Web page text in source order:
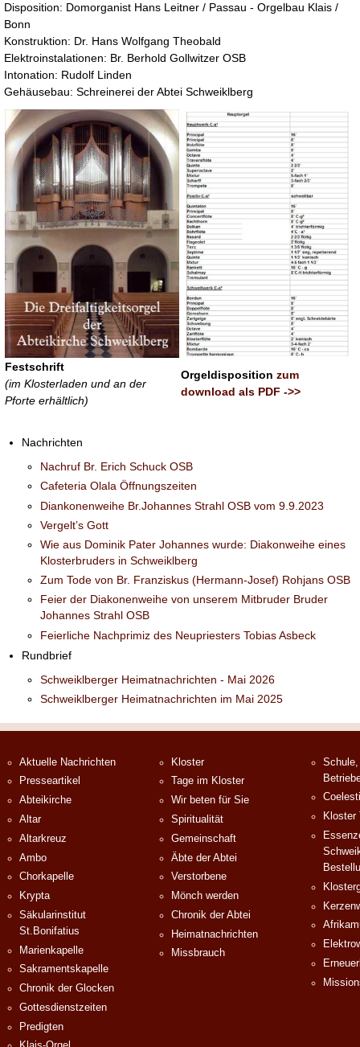
Disposition: Domorganist Hans Leitner / Passau - Orgelbau Klais /
Bonn
Konstruktion: Dr. Hans Wolfgang Theobald
Elektroinstalationen: Br. Berhold Gollwitzer OSB
Intonation: Rudolf Linden
Gehäusebau: Schreinerei der Abtei Schweiklberg
Festschrift
(im Klosterladen und an der
Pforte erhältlich)
Orgeldisposition zum
download als PDF ->>
Nachrichten
Nachruf Br. Erich Schuck OSB
Cafeteria Olala Öffnungszeiten
Diankonenweihe Br.Johannes Strahl OSB vom 9.9.2023
Vergelt’s Gott
Wie aus Dominik Pater Johannes wurde: Diakonweihe eines
Klosterbruders in Schweiklberg
Zum Tode von Br. Franziskus (Hermann-Josef) Rohjans OSB
Feier der Diakonenweihe von unserem Mitbruder Bruder
Johannes Strahl OSB
Feierliche Nachprimiz des Neupriesters Tobias Asbeck
Rundbrief
Schweiklberger Heimatnachrichten - Mai 2026
Schweiklberger Heimatnachrichten im Mai 2025
Aktuelle Nachrichten
Presseartikel
Abteikirche
Altar
Altarkreuz
Ambo
Chorkapelle
Krypta
Säkularinstitut
St.Bonifatius
Marienkapelle
Sakramentskapelle
Chronik der Glocken
Gottesdienstzeiten
Predigten
Kloster
Tage im Kloster
Wir beten für Sie
Spiritualität
Gemeinschaft
Äbte der Abtei
Verstorbene
Mönch werden
Chronik der Abtei
Heimatnachrichten
Missbrauch
Kloster